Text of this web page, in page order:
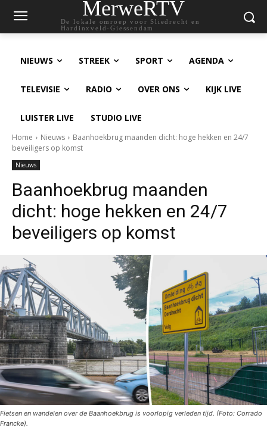
MerweRTV
De lokale omroep voor Sliedrecht en
Hardinxveld-Giessendam
NIEUWS STREEK SPORT AGENDA
TELEVISIE RADIO OVER ONS KIJK LIVE
LUISTER LIVE STUDIO LIVE
Home Nieuws
Baanhoekbrug maanden dicht: hoge hekken en 24/7
beveiligers op komst
Nieuws
Baanhoekbrug maanden
dicht: hoge hekken en 24/7
beveiligers op komst
Fietsen en wandelen over de Baanhoekbrug is voorlopig verleden tijd. (Foto: Corrado
Francke).